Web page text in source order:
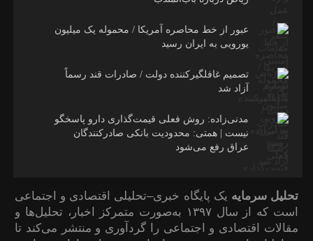
عبور از خط محاصره آمریکا / محموله یک میلیون
یورویی به ایران رسید
تصمیم غافلگیرکننده دولت / صادرات قند رسماً
آزاد شد
مدنی‌زاده: روش فعلی قیمت‌گذاری دارو پاسخگو
نیست | همتی: محدودیت بانکی صادرکنندگان
عراق رفع می‌شود
تحلیل سرمایه یک پایگاه خبری–تحلیلی اقتصادی و اجتماعی
است که از سال ۱۳۹۷ به‌صورت متمرکز اخبار، تحلیل‌ها و
مقالات اقتصادی و اجتماعی را گردآوری و منتشر می‌کند تا